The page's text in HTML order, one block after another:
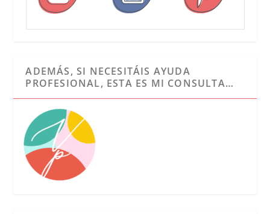
ADEMÁS, SI NECESITÁIS AYUDA
PROFESIONAL, ESTA ES MI CONSULTA…